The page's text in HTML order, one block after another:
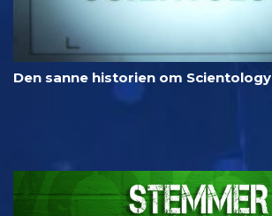
Den sanne historien om Scientology